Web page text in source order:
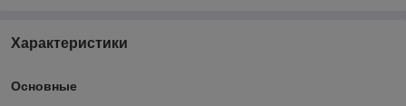
Характеристики
Основные